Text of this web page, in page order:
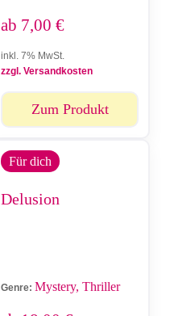
ab 7,00 €
inkl. 7% MwSt.
zzgl. Versandkosten
Zum Produkt
Für dich
Delusion
Genre: Mystery, Thriller